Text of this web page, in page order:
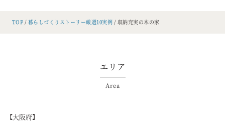
TOP 暮らしづくりストーリー厳選10実例 収納充実の木の家
エリア
Area
【大阪府】